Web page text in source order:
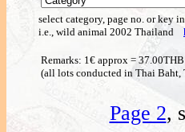
select category, page no. or key
i.e., wild animal 2002 Thailand
Remarks: 1€ approx = 37.00THB
(all lots conducted in Thai Baht,
Page 2,